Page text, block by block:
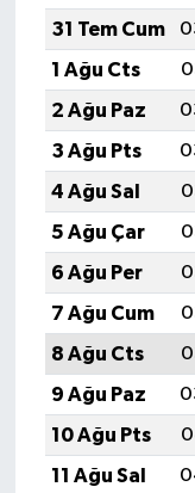
31 Tem Cum
1 Ağu Cts
2 Ağu Paz
3 Ağu Pts
4 Ağu Sal
5 Ağu Çar
6 Ağu Per
7 Ağu Cum
8 Ağu Cts
9 Ağu Paz
10 Ağu Pts
11 Ağu Sal